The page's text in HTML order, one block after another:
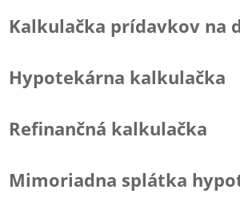
Kalkulačka prídavkov na
Hypotekárna kalkulačka
Refinančná kalkulačka
Mimoriadna splátka